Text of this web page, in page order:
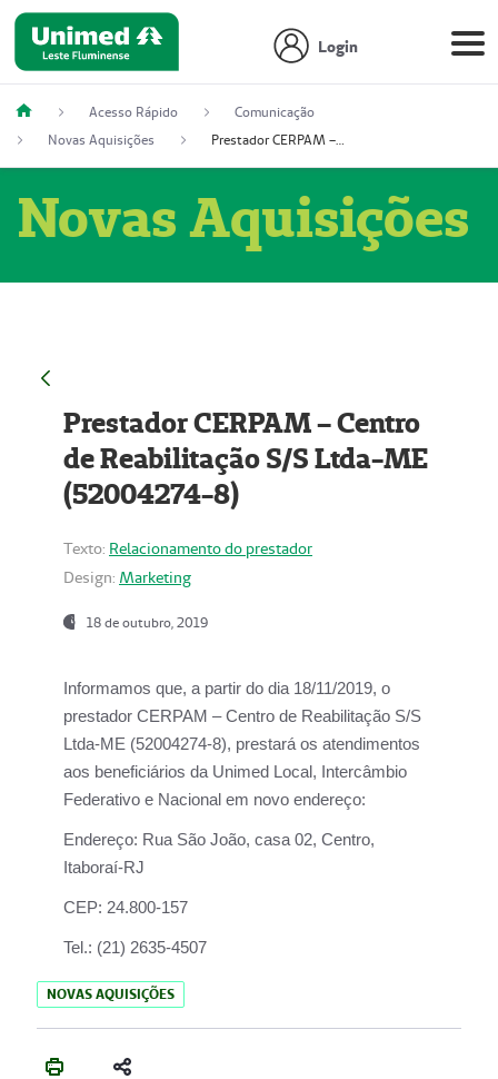
Login
Acesso Rápido
Comunicação
Novas Aquisições
Prestador CERPAM – Centro de Reabilitação S/S Ltda-ME (52004274-8)
Novas Aquisições
Prestador CERPAM – Centro
de Reabilitação S/S Ltda-ME
(52004274-8)
Texto: Relacionamento do prestador
Design: Marketing
18 de outubro, 2019
Informamos que, a partir do dia 18/11/2019, o
prestador CERPAM – Centro de Reabilitação S/S
Ltda-ME (52004274-8), prestará os atendimentos
aos beneficiários da Unimed Local, Intercâmbio
Federativo e Nacional em novo endereço:
Endereço: Rua São João, casa 02, Centro,
Itaboraí-RJ
CEP: 24.800-157
Tel.: (21) 2635-4507
NOVAS AQUISIÇÕES